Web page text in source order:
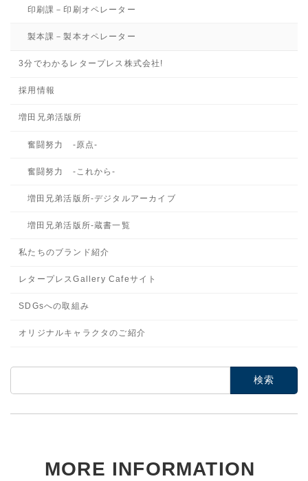
印刷課－印刷オペレーター
製本課－製本オペレーター
3分でわかるレタープレス株式会社!
採用情報
増田兄弟活版所
奮闘努力 -原点-
奮闘努力 -これから-
増田兄弟活版所-デジタルアーカイブ
増田兄弟活版所-蔵書一覧
私たちのブランド紹介
レタープレスGallery Cafeサイト
SDGsへの取組み
オリジナルキャラクタのご紹介
索:
MORE INFORMATION